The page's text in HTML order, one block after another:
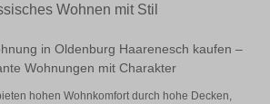
Wohnen mit Stil
in Oldenburg Haarenesch kaufen –
Wohnungen mit Charakter
hohen Wohnkomfort durch hohe Decken,